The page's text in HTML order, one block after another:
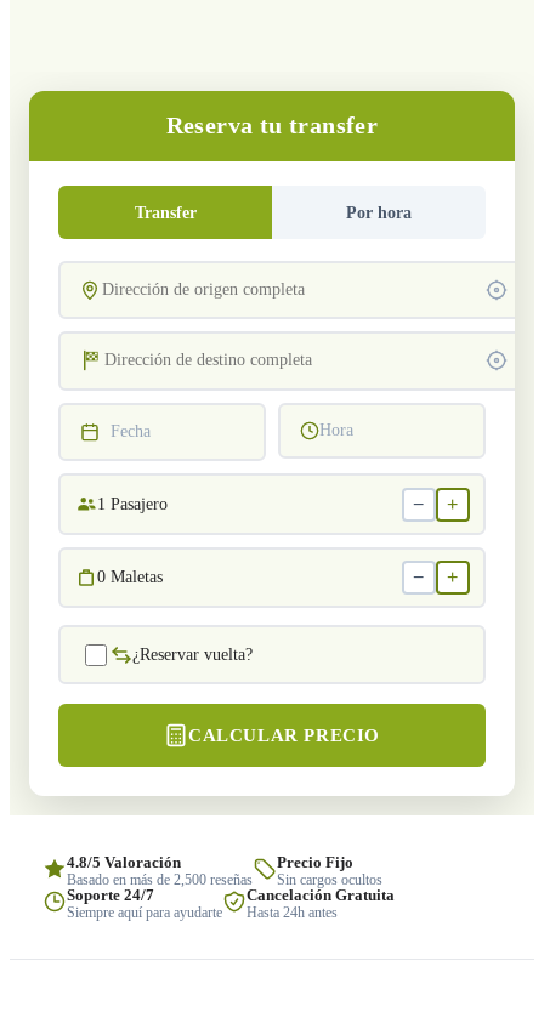
Reserva tu transfer
Transfer Por hora
Fecha Hora
1 Pasajero − +
0 Maletas − +
¿Reservar vuelta?
CALCULAR PRECIO
4.8/5 Valoración
Basado en más de 2,500 reseñas
Precio Fijo
Sin cargos ocultos
Soporte 24/7
Siempre aquí para ayudarte
Cancelación Gratuita
Hasta 24h antes